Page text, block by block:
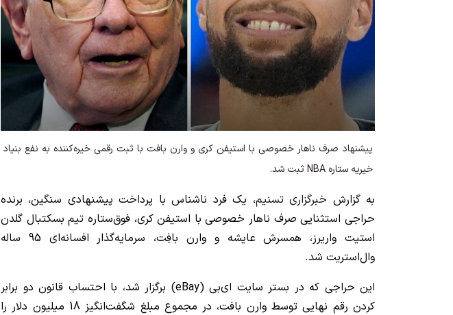
پیشنهاد صرف ناهار خصوصی با استیفن کری و وارن بافت با ثبت رقمی خیره‌کننده به نفع بنیاد
خیریه ستاره NBA ثبت شد.
به گزارش خبرگزاری تسنیم، یک فرد ناشناس با پرداخت پیشنهادی سنگین، برنده
حراجی استثنایی صرف ناهار خصوصی با استیفن کری، فوق‌ستاره تیم بسکتبال گلدن
استیت واریرز، همسرش عایشه و وارن بافِت، سرمایه‌گذار افسانه‌ای 95 ساله
وال‌استریت شد.
این حراجی که در بستر سایت ای‌بی (eBay) برگزار شد، با احتساب قانون دو برابر
کردن رقم نهایی توسط وارن بافت، در مجموع مبلغ شگفت‌انگیز 18 میلیون دلار را